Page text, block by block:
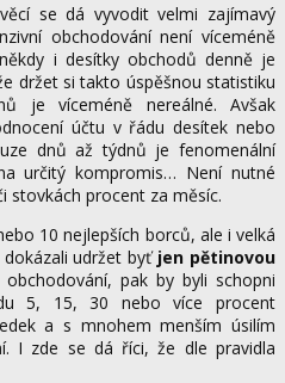
se dá vyvodit velmi zajímavý
obchodování není víceméně
i desítky obchodů denně je
držet si takto úspěšnou statistiku
je víceméně nereálné. Avšak
účtu v řádu desítek nebo
dnů až týdnů je fenomenální
určitý kompromis… Není nutné
stovkách procent za měsíc.
10 nejlepších borců, ale i velká
udržet byť jen pětinovou
pak by byli schopni
5, 15, 30 nebo více procent
a s mnohem menším úsilím
I zde se dá říci, že dle pravidla